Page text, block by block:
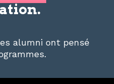
alumni ont pensé